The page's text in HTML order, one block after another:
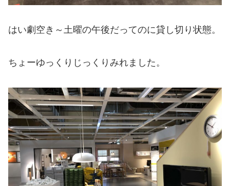
はい劇空き～土曜の午後だってのに貸し切り状態。
ちょーゆっくりじっくりみれました。